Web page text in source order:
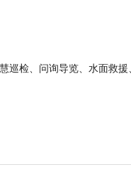
巡检、问询导览、水面救援